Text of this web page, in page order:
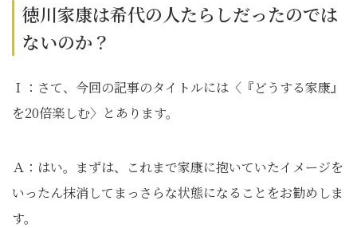
徳川家康は希代の人たらしだったのでは
ないのか？
Ｉ：さて、今回の記事のタイトルには〈『どうする家康』
を20倍楽しむ〉とあります。
Ａ：はい。まずは、これまで家康に抱いていたイメージを
いったん抹消してまっさらな状態になることをお勧めしま
す。